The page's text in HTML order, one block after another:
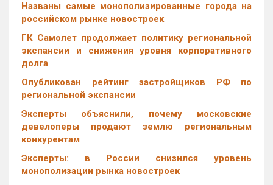
Названы самые монополизированные города на
российском рынке новостроек
ГК Самолет продолжает политику региональной
экспансии и снижения уровня корпоративного
долга
Опубликован рейтинг застройщиков РФ по
региональной экспансии
Эксперты объяснили, почему московские
девелоперы продают землю региональным
конкурентам
Эксперты: в России снизился уровень
монополизации рынка новостроек